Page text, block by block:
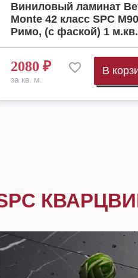
Виниловый ламинат
Monte 42 класс SPC
Римо, (с фаской) 1 м.кв.
2080 ₽
за кв. м.
В